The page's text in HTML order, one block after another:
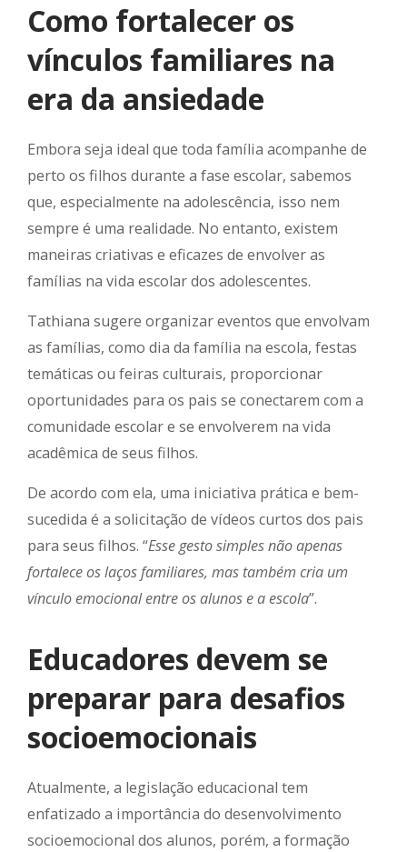
Como fortalecer os
vínculos familiares na
era da ansiedade
Embora seja ideal que toda família acompanhe de
perto os filhos durante a fase escolar, sabemos
que, especialmente na adolescência, isso nem
sempre é uma realidade. No entanto, existem
maneiras criativas e eficazes de envolver as
famílias na vida escolar dos adolescentes.
Tathiana sugere organizar eventos que envolvam
as famílias, como dia da família na escola, festas
temáticas ou feiras culturais, proporcionar
oportunidades para os pais se conectarem com a
comunidade escolar e se envolverem na vida
acadêmica de seus filhos.
De acordo com ela, uma iniciativa prática e bem-
sucedida é a solicitação de vídeos curtos dos pais
para seus filhos. “Esse gesto simples não apenas
fortalece os laços familiares, mas também cria um
vínculo emocional entre os alunos e a escola”.
Educadores devem se
preparar para desafios
socioemocionais
Atualmente, a legislação educacional tem
enfatizado a importância do desenvolvimento
socioemocional dos alunos, porém, a formação